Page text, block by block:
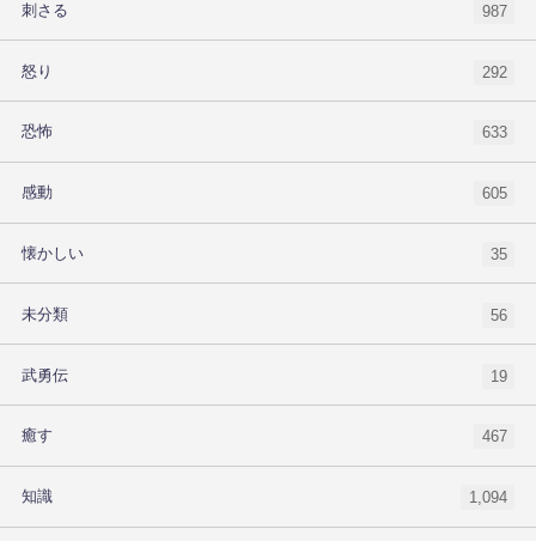
刺さる 987
怒り 292
恐怖 633
感動 605
懐かしい 35
未分類 56
武勇伝 19
癒す 467
知識 1,094